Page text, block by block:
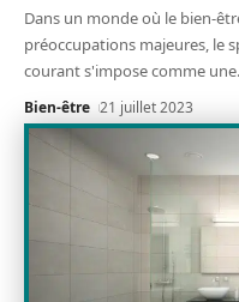
Dans un monde où le bien-
préoccupations majeures, le
courant s'impose comme une
Bien-être 21 juillet 2023